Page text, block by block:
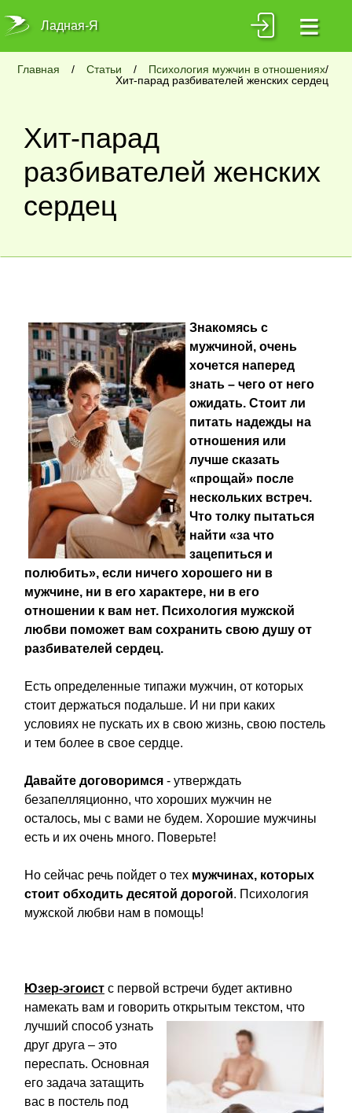
Ладная-Я ≡
Главная / Статьи / Психология мужчин в отношениях/
Хит-парад разбивателей женских сердец
Хит-парад
разбивателей женских
сердец
Знакомясь с
мужчиной, очень
хочется наперед
знать – чего от него
ожидать. Стоит ли
питать надежды на
отношения или
лучше сказать
«прощай» после
нескольких встреч.
Что толку пытаться
найти «за что
зацепиться и
полюбить», если ничего хорошего ни в
мужчине, ни в его характере, ни в его
отношении к вам нет. Психология мужской
любви поможет вам сохранить свою душу от
разбивателей сердец.
Есть определенные типажи мужчин, от которых
стоит держаться подальше. И ни при каких
условиях не пускать их в свою жизнь, свою постель
и тем более в свое сердце.
Давайте договоримся - утверждать
безапелляционно, что хороших мужчин не
осталось, мы с вами не будем. Хорошие мужчины
есть и их очень много. Поверьте!
Но сейчас речь пойдет о тех мужчинах, которых
стоит обходить десятой дорогой. Психология
мужской любви нам в помощь!
Юзер-эгоист с первой встречи будет активно
намекать вам и говорить открытым текстом, что
лучший способ узнать
друг друга – это
переспать. Основная
его задача затащить
вас в постель под